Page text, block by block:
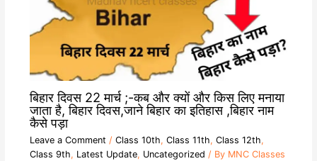
बिहार दिवस 22 मार्च ;-कब और क्यों और किस लिए मनाया
जाता है, बिहार दिवस,जाने बिहार का इतिहास ,बिहार नाम
कैसे पड़ा
Leave a Comment / Class 10th, Class 11th, Class 12th,
Class 9th, Latest Update, Uncategorized / By MNC Classes